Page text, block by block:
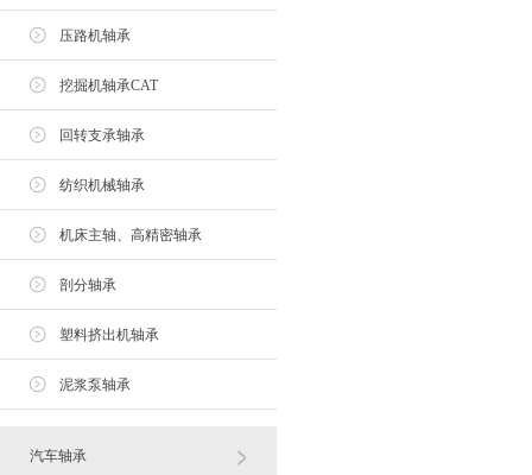
压路机轴承
挖掘机轴承CAT
回转支承轴承
纺织机械轴承
机床主轴、高精密轴承
剖分轴承
塑料挤出机轴承
泥浆泵轴承
汽车轴承